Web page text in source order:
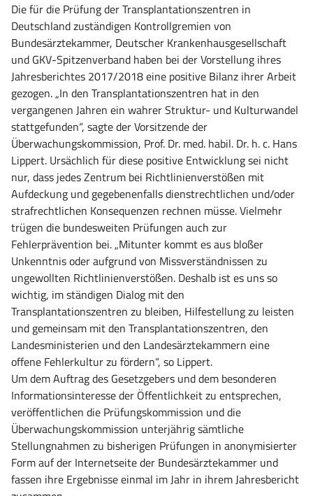
Die für die Prüfung der Transplantationszentren in
Deutschland zuständigen Kontrollgremien von
Bundesärztekammer, Deutscher Krankenhausgesellschaft
und GKV-Spitzenverband haben bei der Vorstellung ihres
Jahresberichtes 2017/2018 eine positive Bilanz ihrer Arbeit
gezogen. „In den Transplantationszentren hat in den
vergangenen Jahren ein wahrer Struktur- und Kulturwandel
stattgefunden“, sagte der Vorsitzende der
Überwachungskommission, Prof. Dr. med. habil. Dr. h. c. Hans
Lippert. Ursächlich für diese positive Entwicklung sei nicht
nur, dass jedes Zentrum bei Richtlinienverstößen mit
Aufdeckung und gegebenenfalls dienstrechtlichen und/oder
strafrechtlichen Konsequenzen rechnen müsse. Vielmehr
trügen die bundesweiten Prüfungen auch zur
Fehlerprävention bei. „Mitunter kommt es aus bloßer
Unkenntnis oder aufgrund von Missverständnissen zu
ungewollten Richtlinienverstößen. Deshalb ist es uns so
wichtig, im ständigen Dialog mit den
Transplantationszentren zu bleiben, Hilfestellung zu leisten
und gemeinsam mit den Transplantationszentren, den
Landesministerien und den Landesärztekammern eine
offene Fehlerkultur zu fördern“, so Lippert.
Um dem Auftrag des Gesetzgebers und dem besonderen
Informationsinteresse der Öffentlichkeit zu entsprechen,
veröffentlichen die Prüfungskommission und die
Überwachungskommission unterjährig sämtliche
Stellungnahmen zu bisherigen Prüfungen in anonymisierter
Form auf der Internetseite der Bundesärztekammer und
fassen ihre Ergebnisse einmal im Jahr in ihrem Jahresbericht